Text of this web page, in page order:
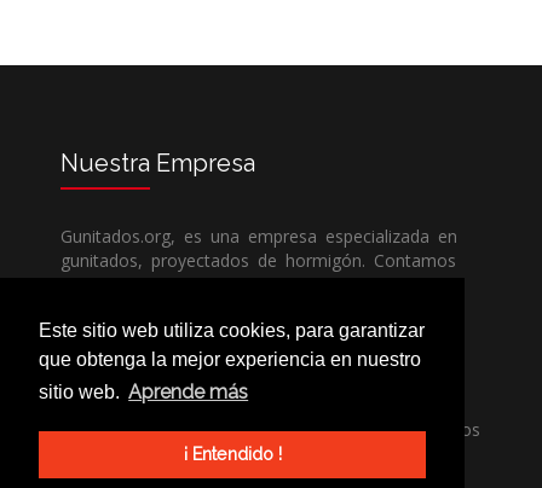
Este sitio web utiliza cookies, para garantizar
que obtenga la mejor experiencia en nuestro
sitio web. Aprende más
¡ Entendido !
Nuestra Empresa
Gunitados.org, es una empresa especializada en
gunitados, proyectados de hormigón. Contamos
con todos los medios humanos y técnicos, para
competencia.
Si necesita una empresa de gunitados, no dude
en llamarnos, nuestros técnicos estran encantados
de poder ayudarle, ya sea usted particular o
profesional.